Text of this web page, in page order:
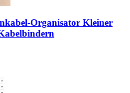
Organisator Kleiner